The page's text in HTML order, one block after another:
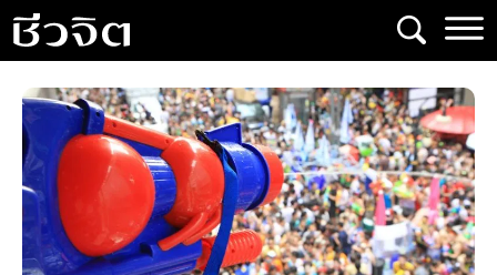
Skip
to
content